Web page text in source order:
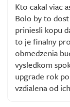
Kto cakal viac
Bolo by to
priniesli kopu
to je finalny
obmedzenia
vysledkom
upgrade rok
vzdialena od